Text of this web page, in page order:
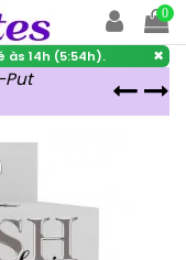
0
às 14h (5:54h). ×
Put